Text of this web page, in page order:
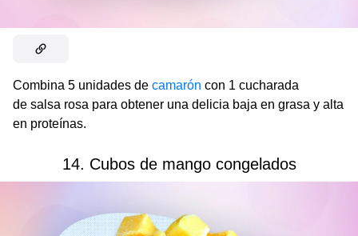
Combina 5 unidades de camarón con 1 cucharada
de salsa rosa para obtener una delicia baja en grasa y alta
en proteínas.
14. Cubos de mango congelados